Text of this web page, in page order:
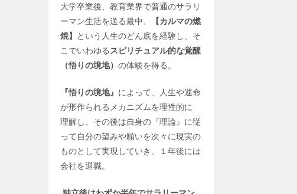
大学卒業後、教育業界で普通のサラリ
ーマン生活を送る最中、
【カルマの燃
焼】
という人生のどん底を経験し、そ
こでいわゆる スピリチュアル的な覚醒
（悟りの境地） の体験を得る。
『悟りの境地』 によって、人生や運命
が形作られるメカニズムを理性的に
理解し、その後は自身の『理論』に従
って自分の望みや願いを次々に現実の
ものとして実現していき、１年後には
会社を退職。